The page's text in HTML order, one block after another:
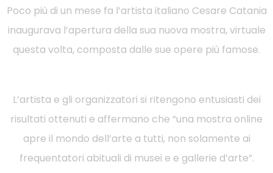
Poco più di un mese fa l’artista italiano Cesare Catania
inaugurava l’apertura della sua nuova mostra, virtuale
questa volta, composta dalle sue opere più famose.
L’artista e gli organizzatori si ritengono entusiasti dei
risultati ottenuti e affermano che “una mostra online
apre il mondo dell’arte a tutti, non solamente ai
frequentatori abituali di musei e e gallerie d’arte”.